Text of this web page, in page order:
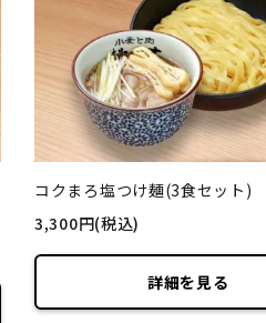
コクまろ塩つけ麺(3食セット)
3,300円(税込)
詳細を見る